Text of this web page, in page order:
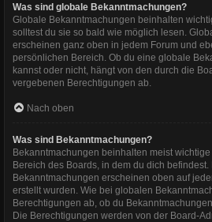
Was sind globale Bekanntmachungen?
Globale Bekanntmachungen beinhalten
solltest du sie so bald wie möglich lesen.
erscheinen ganz oben in jedem Forum und
persönlichen Bereich. Ob du eine globale
kannst oder nicht, hängt von den durch die
vergebenen Berechtigungen ab.
Nach oben
Was sind Bekanntmachungen?
Bekanntmachungen beinhalten meist
Bereich des Boards, in dem du dich befindest.
Bekanntmachungen erscheinen oben auf
erstellt wurden. Wie bei globalen
Berechtigungen ab, ob du
Die Berechtigungen werden von der Board-